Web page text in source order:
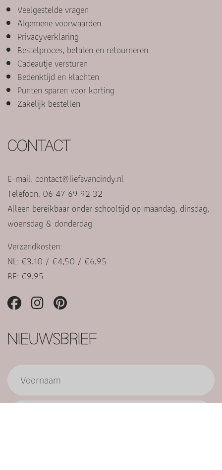
Veelgestelde vragen
Algemene voorwaarden
Privacyverklaring
Bestelproces, betalen en retourneren
Cadeautje versturen
Bedenktijd en klachten
Punten sparen voor korting
Zakelijk bestellen
CONTACT
E-mail: contact@liefsvancindy.nl
Telefoon: 06 47 69 92 32
Alleen bereikbaar onder schooltijd op maandag, dinsdag,
woensdag & donderdag
Verzendkosten:
NL: €3,10 / €4,50 / €6,95
BE: €9,95
NIEUWSBRIEF